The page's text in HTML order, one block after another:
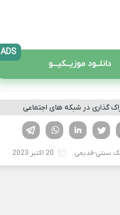
دانلــود موزیــکیـــو
ADS
گذاری در شبکه های اجتماعی
لینکدین تویتر
فیسوک
سنتی-قدیمی 20 اکتبر 2023